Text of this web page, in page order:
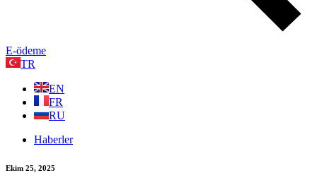
E-ödeme
TR
EN
FR
RU
Haberler
Ekim 25, 2025